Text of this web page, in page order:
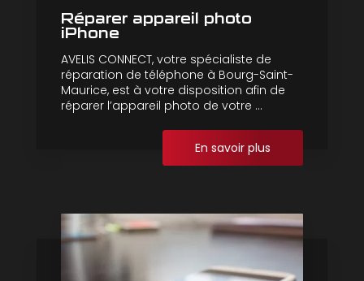
Réparer appareil photo
iPhone
AVELIS CONNECT, votre spécialiste de
réparation de téléphone à Bourg-Saint-
Maurice, est à votre disposition afin de
réparer l’appareil photo de votre ...
En savoir plus